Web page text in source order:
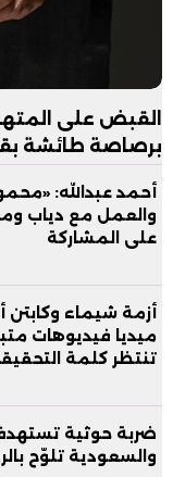
القبض على
برصاصة طائشة
أحمد عبدالله:
والعمل مع دياب
على المشاركة
أزمة شيماء
ميديا فيديوهات
تنتظر كلمة
ضربة حوثية
والسعودية تلوّح